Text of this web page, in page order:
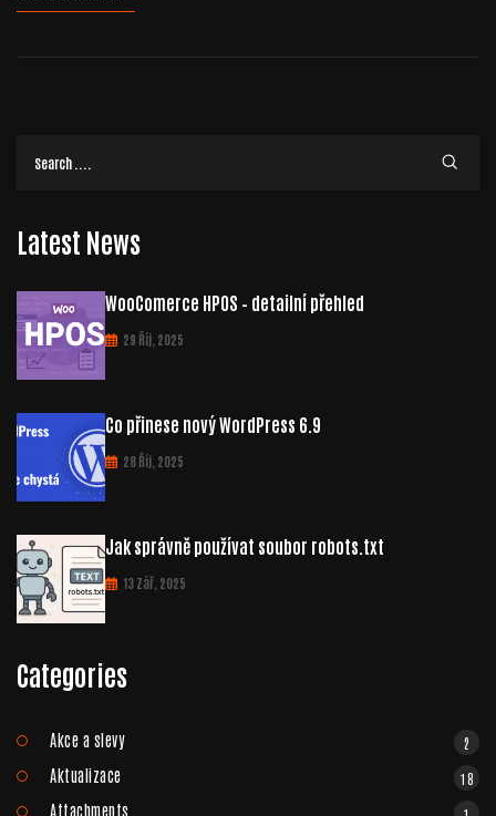
Latest News
WooComerce HPOS – detailní přehled
29 Říj, 2025
Co přinese nový WordPress 6.9
28 Říj, 2025
Jak správně používat soubor robots.txt
13 Zář, 2025
Categories
Akce a slevy 2
Aktualizace 18
Attachments